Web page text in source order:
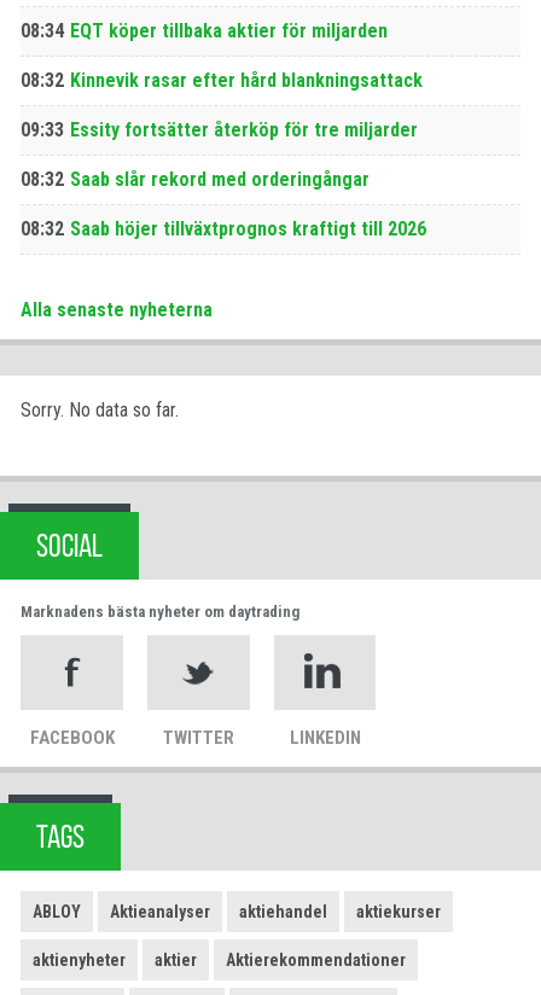
08:34 EQT köper tillbaka aktier för miljarden
08:32 Kinnevik rasar efter hård blankningsattack
09:33 Essity fortsätter återköp för tre miljarder
08:32 Saab slår rekord med orderingångar
08:32 Saab höjer tillväxtprognos kraftigt till 2026
Alla senaste nyheterna
Sorry. No data so far.
SOCIAL
Marknadens bästa nyheter om daytrading
FACEBOOK TWITTER LINKEDIN
TAGS
ABLOY Aktieanalyser aktiehandel aktiekurser
aktienyheter aktier Aktierekommendationer